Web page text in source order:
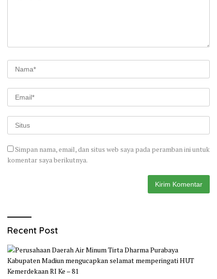
Simpan nama, email, dan situs web saya pada peramban ini untuk
komentar saya berikutnya.
Recent Post